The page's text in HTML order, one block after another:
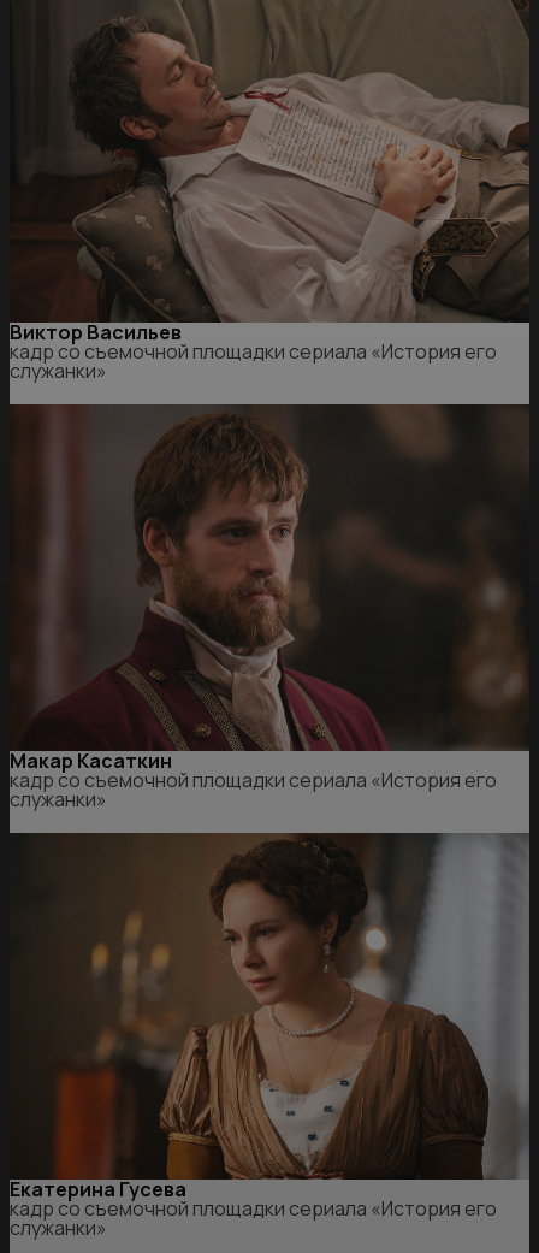
Виктор Васильев
кадр со съемочной площадки сериала «История его
служанки»
Макар Касаткин
кадр со съемочной площадки сериала «История его
служанки»
Екатерина Гусева
кадр со съемочной площадки сериала «История его
служанки»